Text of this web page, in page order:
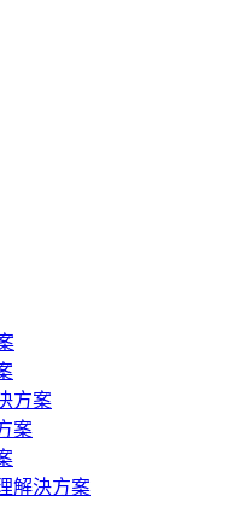
方案
案
解決方案